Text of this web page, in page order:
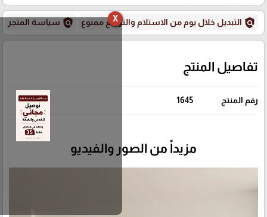
X policy التبديل خلال يوم من الاستلام والترجيع ممنوع policy سياسة المتجر
تفاصيل المنتج
رقم المنتج 1645
مزيداً من الصور والفيديو